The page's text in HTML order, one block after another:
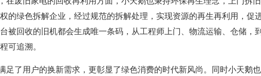
的绿色拆解企业，经过规范的拆解处理，实现资源的再生再利用，促
被回收的旧机都会生成唯一条码，从工程师上门、物流运输、仓储，
可追溯。
足了用户的换新需求，更彰显了绿色消费的时代新风尚。同时小天鹅